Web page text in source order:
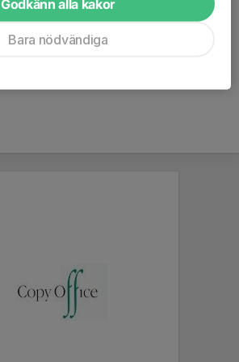
Godkänn alla kakor
Bara nödvändiga